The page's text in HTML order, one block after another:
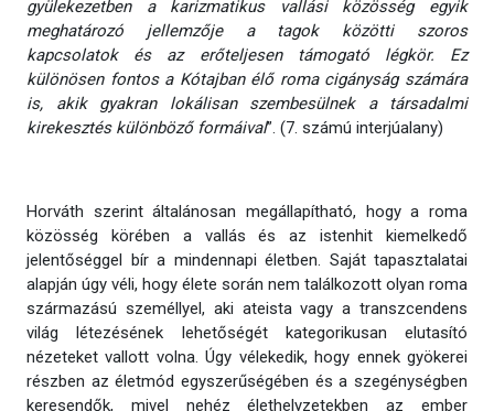
gyülekezetben a karizmatikus vallási közösség egyik
meghatározó jellemzője a tagok közötti szoros
kapcsolatok és az erőteljesen támogató légkör. Ez
különösen fontos a Kótajban élő roma cigányság számára
is, akik gyakran lokálisan szembesülnek a társadalmi
kirekesztés különböző formáival”. (7. számú interjúalany)
Horváth szerint általánosan megállapítható, hogy a roma
közösség körében a vallás és az istenhit kiemelkedő
jelentőséggel bír a mindennapi életben. Saját tapasztalatai
alapján úgy véli, hogy élete során nem találkozott olyan roma
származású személlyel, aki ateista vagy a transzcendens
világ létezésének lehetőségét kategorikusan elutasító
nézeteket vallott volna. Úgy vélekedik, hogy ennek gyökerei
részben az életmód egyszerűségében és a szegénységben
keresendők, mivel nehéz élethelyzetekben az ember